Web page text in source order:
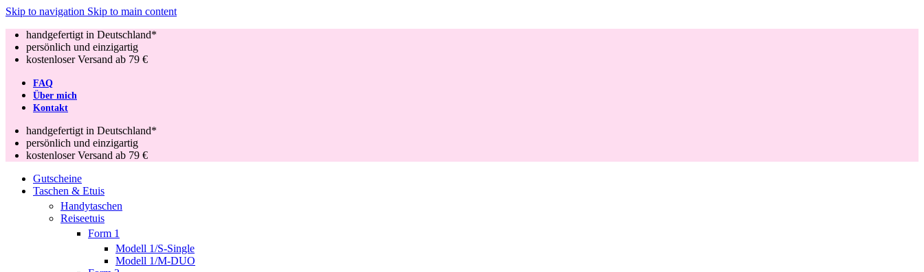
Skip to navigation Skip to main content
handgefertigt in Deutschland*
persönlich und einzigartig
kostenloser Versand ab 79 €
FAQ
Über mich
Kontakt
handgefertigt in Deutschland*
persönlich und einzigartig
kostenloser Versand ab 79 €
Gutscheine
Taschen & Etuis
Handytaschen
Reiseetuis
Form 1
Modell 1/S-Single
Modell 1/M-DUO